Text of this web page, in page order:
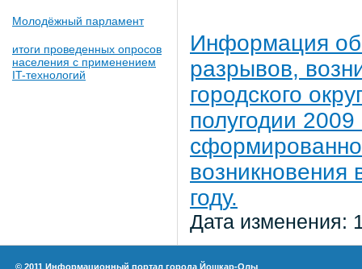
Молодёжный парламент
итоги проведенных опросов
населения с применением
IT-технологий
Информация
разрывов,
городского
полугодии
году.
Дата изменения:
© 2011 Информационный портал города Йошкар-Олы